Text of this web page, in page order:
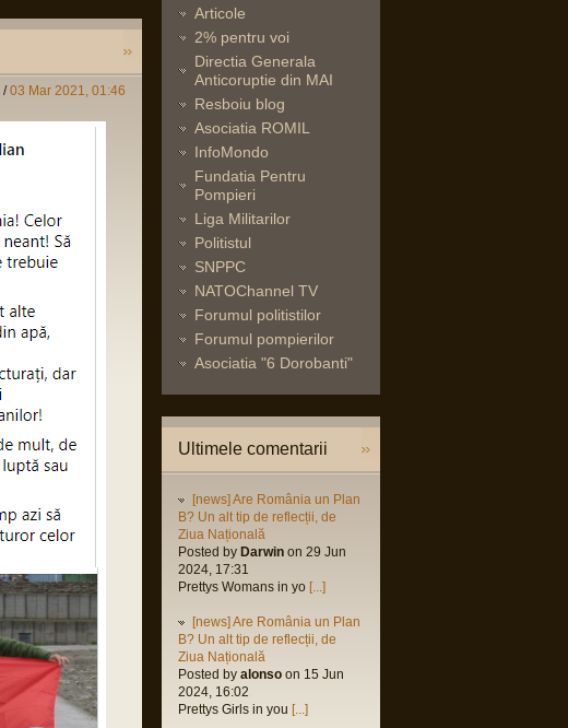
/03 Mar 2021, 01:46
Articole
2% pentru voi
Directia Generala
Anticoruptie din MAI
Resboiu blog
Asociatia ROMIL
InfoMondo
Fundatia Pentru
Pompieri
Liga Militarilor
Politistul
SNPPC
NATOChannel TV
Forumul politistilor
Forumul pompierilor
Asociatia "6 Dorobanti"
Ultimele comentarii
[news] Are România un Plan
B? Un alt tip de reflecții, de
Ziua Națională
Posted by Darwin on 29 Jun
2024, 17:31
Prettys Womans in yo [...]
[news] Are România un Plan
B? Un alt tip de reflecții, de
Ziua Națională
Posted by alonso on 15 Jun
2024, 16:02
Prettys Girls in you [...]